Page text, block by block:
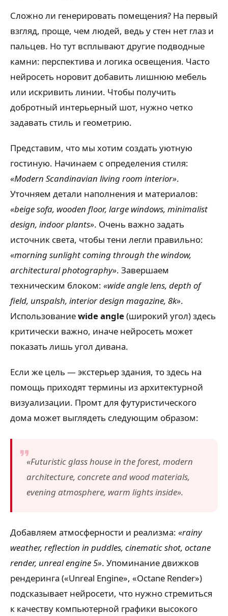
Сложно ли генерировать помещения? На первый
взгляд, проще, чем людей, ведь у стен нет глаз и
пальцев. Но тут всплывают другие подводные
камни: перспектива и логика освещения. Часто
нейросеть норовит добавить лишнюю мебель
или искривить линии. Чтобы получить
добротный интерьерный шот, нужно четко
задавать стиль и геометрию.
Представим, что мы хотим создать уютную
гостиную. Начинаем с определения стиля:
«Modern Scandinavian living room interior».
Уточняем детали наполнения и материалов:
«beige sofa, wooden floor, large windows, minimalist
design, indoor plants». Очень важно задать
источник света, чтобы тени легли правильно:
«morning sunlight coming through the window,
architectural photography». Завершаем
техническим блоком: «wide angle lens, depth of
field, unspalsh, interior design magazine, 8k».
Использованиеwide angle(широкий угол) здесь
критически важно, иначе нейросеть может
показать лишь угол дивана.
Если же цель — экстерьер здания, то здесь на
помощь приходят термины из архитектурной
визуализации. Промт для футуристического
дома может выглядеть следующим образом:
«Futuristic glass house in the forest, modern
architecture, concrete and wood materials,
evening atmosphere, warm lights inside».
Добавляем атмосферности и реализма: «rainy
weather, reflection in puddles, cinematic shot, octane
render, unreal engine 5». Упоминание движков
рендеринга («Unreal Engine», «Octane Render»)
подсказывает нейросети, что нужно стремиться
к качеству компьютерной графики высокого